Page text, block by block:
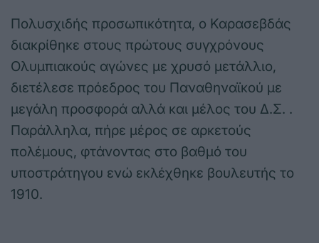
Πολυσχιδής προσωπικότητα, ο Καρασεβδάς
διακρίθηκε στους πρώτους συγχρόνους
Ολυμπιακούς αγώνες με χρυσό μετάλλιο,
διετέλεσε πρόεδρος του Παναθηναϊκού με
μεγάλη προσφορά αλλά και μέλος του Δ.Σ. .
Παράλληλα, πήρε μέρος σε αρκετούς
πολέμους, φτάνοντας στο βαθμό του
υποστράτηγου ενώ εκλέχθηκε βουλευτής το
1910.